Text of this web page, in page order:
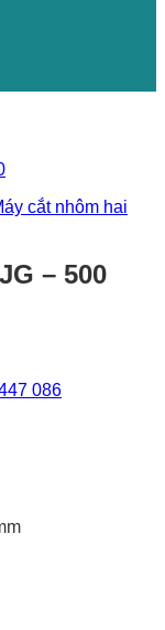
cắt nhôm hai
– 500
086